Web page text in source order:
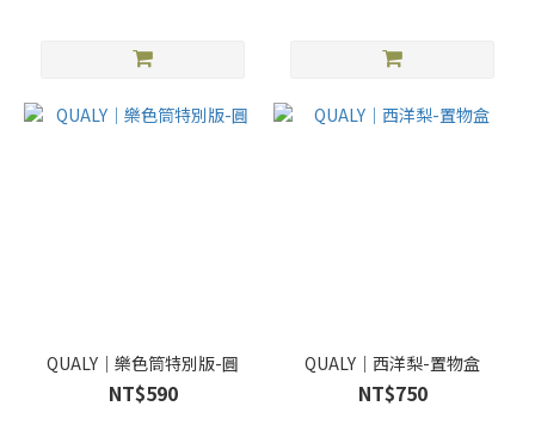
QUALY｜樂色筒特別版-圓
NT$590
QUALY｜西洋梨-置物盒
NT$750